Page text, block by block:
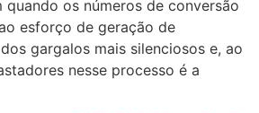
os números de conversão
esforço de geração de
gargalos mais silenciosos e, ao
nesse processo é a